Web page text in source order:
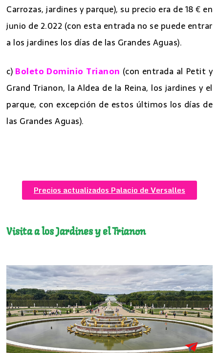
Carrozas, jardines y parque), su precio era de 18 € en
junio de 2.022 (con esta entrada no se puede entrar
a los jardines los días de las Grandes Aguas).
c) Boleto Dominio Trianon (con entrada al Petit y
Grand Trianon, la Aldea de la Reina, los jardines y el
parque, con excepción de estos últimos los días de
las Grandes Aguas).
Precios actualizados Palacio de Versalles
Visita a los Jardines y el Trianon